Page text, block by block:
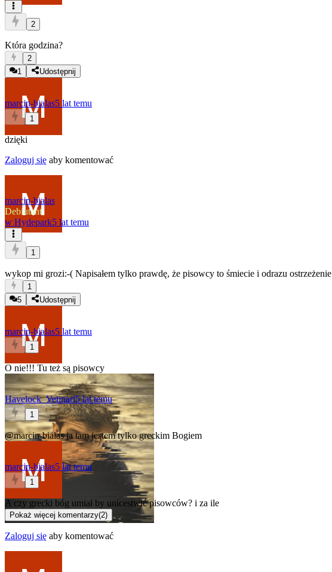
2
Która godzina?
2
1
Udostępnij
marcin-bialas5 lat temu
1
dzięki
Zaloguj się aby komentować
marcin-bialas
Debiutant
w Hydepark5 lat temu
1
wykop mi grozi:-( Napisałem tylko prawdę, że pisowcy to śmiecie i odrazu ostrzeżenie
1
5
Udostępnij
marcin-bialas5 lat temu
1
O nie!!! Tu też są pisowcy
Havelock_Vetinari5 lat temu
1
@marcin-bialasja tam jestem tylko greckim Bogiem
marcin-bialas5 lat temu
1
A czy grecki bóg umiał by unicestwić pisowców? i za ile
Pokaż więcej komentarzy(2)
Zaloguj się aby komentować